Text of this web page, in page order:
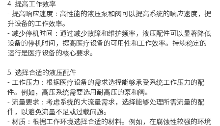
4. 提高工作效率
- 提高响应速度：高性能的液压泵和阀可以提高系统的响应速度，提
升设备的工作效率。
- 减少停机时间：通过减少故障和维护频率，液压配件可以显著降低
设备的停机时间，提高医疗设备的可用性和工作效率。持续稳定的
运行是医疗设备的核心要求。
5. 选择合适的液压配件
- 工作压力：根据医疗设备的需求选择能够承受系统工作压力的配
件。例如，高压系统需要选用耐高压的泵和阀。
- 流量要求：考虑系统的大流量需求，选择能够处理所需流量的配
件，以避免流量不足或过载问题。
- 材质：根据工作环境选择合适的材料。例如，在腐蚀性较强的环境